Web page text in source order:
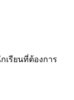
เรียนที่ต้องการ